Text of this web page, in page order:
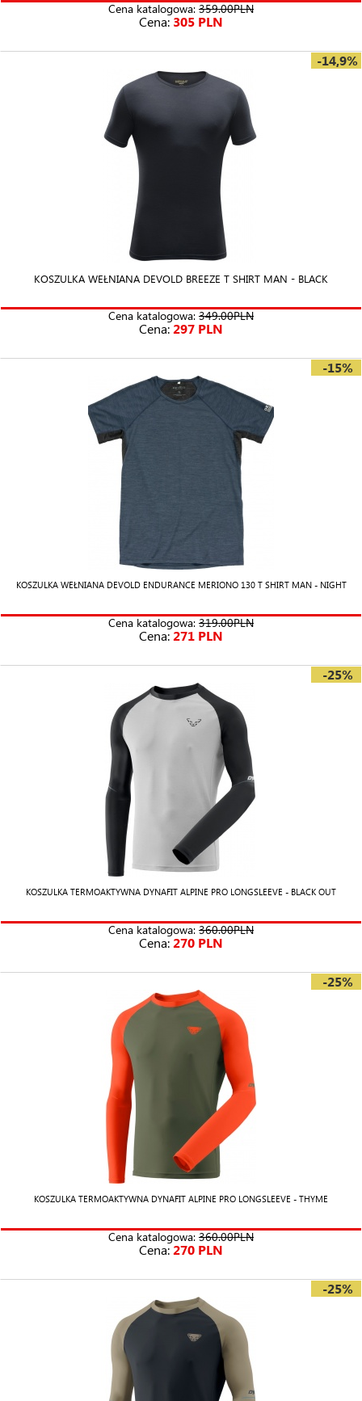
Cena katalogowa: 359.00PLN
Cena: 305 PLN
-14,9%
KOSZULKA WEŁNIANA DEVOLD BREEZE T SHIRT MAN - BLACK
Cena katalogowa: 349.00PLN
Cena:297 PLN
-15%
KOSZULKA WEŁNIANA DEVOLD ENDURANCE MERIONO 130 T SHIRT MAN - NIGHT
Cena katalogowa: 319.00PLN
Cena:271 PLN
-25%
KOSZULKA TERMOAKTYWNA DYNAFIT ALPINE PRO LONGSLEEVE - BLACK OUT
Cena katalogowa: 360.00PLN
Cena:270 PLN
-25%
KOSZULKA TERMOAKTYWNA DYNAFIT ALPINE PRO LONGSLEEVE - THYME
Cena katalogowa: 360.00PLN
Cena:270 PLN
-25%